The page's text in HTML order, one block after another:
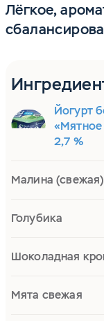
Лёгкое,
Йогурт
«Мятное
2,7 %
Малина (свежая)
Голубика
Шоколадная
Мята свежая